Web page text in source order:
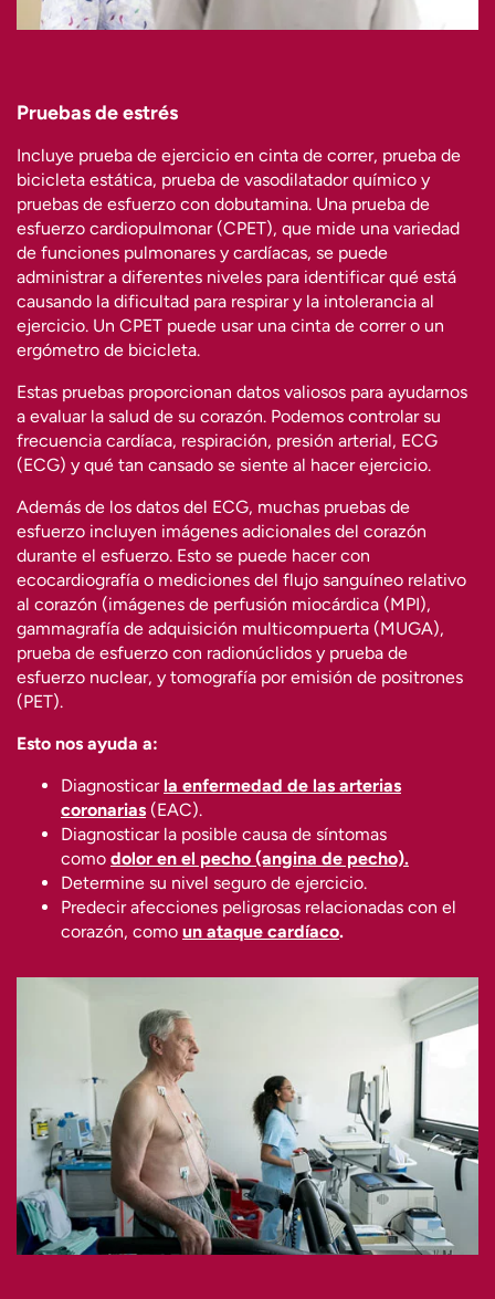
Pruebas de estrés
Incluye prueba de ejercicio en cinta de correr, prueba de
bicicleta estática, prueba de vasodilatador químico y
pruebas de esfuerzo con dobutamina. Una prueba de
esfuerzo cardiopulmonar (CPET), que mide una variedad
de funciones pulmonares y cardíacas, se puede
administrar a diferentes niveles para identificar qué está
causando la dificultad para respirar y la intolerancia al
ejercicio. Un CPET puede usar una cinta de correr o un
ergómetro de bicicleta.
Estas pruebas proporcionan datos valiosos para ayudarnos
a evaluar la salud de su corazón. Podemos controlar su
frecuencia cardíaca, respiración, presión arterial, ECG
(ECG) y qué tan cansado se siente al hacer ejercicio.
Además de los datos del ECG, muchas pruebas de
esfuerzo incluyen imágenes adicionales del corazón
durante el esfuerzo. Esto se puede hacer con
ecocardiografía o mediciones del flujo sanguíneo relativo
al corazón (imágenes de perfusión miocárdica (MPI),
gammagrafía de adquisición multicompuerta (MUGA),
prueba de esfuerzo con radionúclidos y prueba de
esfuerzo nuclear, y tomografía por emisión de positrones
(PET).
Esto nos ayuda a:
Diagnosticar la enfermedad de las arterias
coronarias (EAC).
Diagnosticar la posible causa de síntomas
como dolor en el pecho (angina de pecho).
Determine su nivel seguro de ejercicio.
Predecir afecciones peligrosas relacionadas con el
corazón, como un ataque cardíaco.